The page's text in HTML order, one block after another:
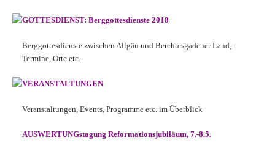
GOTTESDIENST: Berggottesdienste 2018
Berggottesdienste zwischen Allgäu und Berchtesgadener Land, -
Termine, Orte etc.
VERANSTALTUNGEN
Veranstaltungen, Events, Programme etc. im Überblick
AUSWERTUNGstagung Reformationsjubiläum, 7.-8.5.